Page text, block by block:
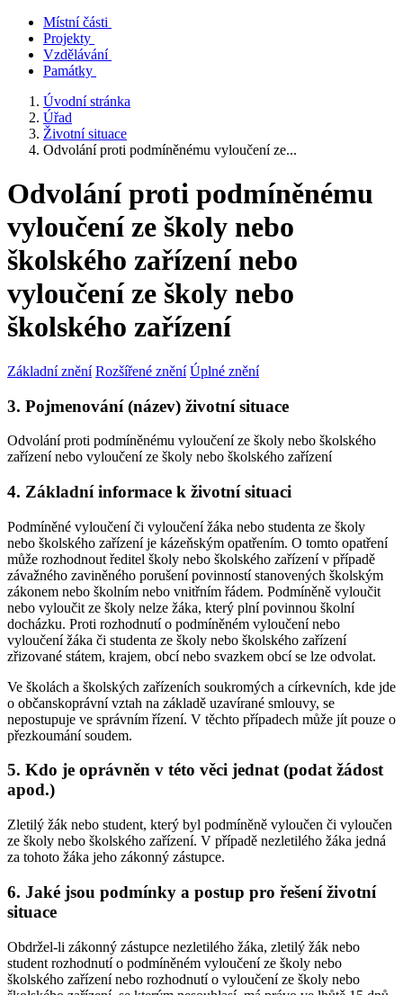
Místní části
Projekty
Vzdělávání
Památky
Úvodní stránka
Úřad
Životní situace
Odvolání proti podmíněnému vyloučení ze...
Odvolání proti podmíněnému
vyloučení ze školy nebo
školského zařízení nebo
vyloučení ze školy nebo
školského zařízení
Základní znění Rozšířené znění Úplné znění
3. Pojmenování (název) životní situace
Odvolání proti podmíněnému vyloučení ze školy nebo školského
zařízení nebo vyloučení ze školy nebo školského zařízení
4. Základní informace k životní situaci
Podmíněné vyloučení či vyloučení žáka nebo studenta ze školy
nebo školského zařízení je kázeňským opatřením. O tomto opatření
může rozhodnout ředitel školy nebo školského zařízení v případě
závažného zaviněného porušení povinností stanovených školským
zákonem nebo školním nebo vnitřním řádem. Podmíněně vyloučit
nebo vyloučit ze školy nelze žáka, který plní povinnou školní
docházku. Proti rozhodnutí o podmíněném vyloučení nebo
vyloučení žáka či studenta ze školy nebo školského zařízení
zřizované státem, krajem, obcí nebo svazkem obcí se lze odvolat.
Ve školách a školských zařízeních soukromých a církevních, kde jde
o občanskoprávní vztah na základě uzavírané smlouvy, se
nepostupuje ve správním řízení. V těchto případech může jít pouze o
přezkoumání soudem.
5. Kdo je oprávněn v této věci jednat (podat žádost
apod.)
Zletilý žák nebo student, který byl podmíněně vyloučen či vyloučen
ze školy nebo školského zařízení. V případě nezletilého žáka jedná
za tohoto žáka jeho zákonný zástupce.
6. Jaké jsou podmínky a postup pro řešení životní
situace
Obdržel-li zákonný zástupce nezletilého žáka, zletilý žák nebo
student rozhodnutí o podmíněném vyloučení ze školy nebo
školského zařízení nebo rozhodnutí o vyloučení ze školy nebo